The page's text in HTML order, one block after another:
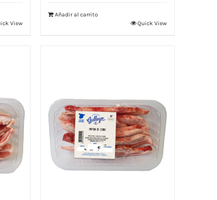
View
Añadir al carrito
Quick View